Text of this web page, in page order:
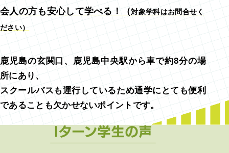
会人の方も安心して学べる！（対象学科はお問合せく
ださい）
鹿児島の玄関口、鹿児島中央駅から車で約8分の場
所にあり、
スクールバスも運行しているため通学にとても便利
であることも欠かせないポイントです。